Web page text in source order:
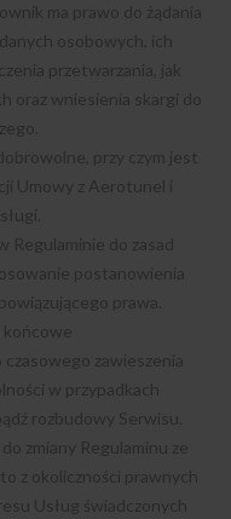
ma prawo do żądania
osobowych, ich
przetwarzania, jak
oraz wniesienia skargi do
przy czym jest
Umowy z Aerotunel i
Regulaminie do zasad
postanowienia
prawa.
końcowe
zawieszenia
w przypadkach
rozbudowy Serwisu.
zmiany Regulaminu ze
z okoliczności prawnych
Usług świadczonych